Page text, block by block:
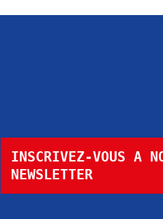
INSCRIVEZ-VOUS A
NEWSLETTER